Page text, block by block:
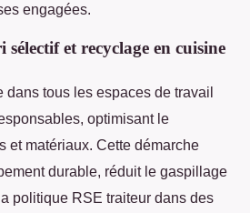
engagées.
et recyclage en cuisine
dans tous les espaces de travail
optimisant le
et matériaux. Cette démarche
durable, réduit le gaspillage
politique RSE traiteur dans des